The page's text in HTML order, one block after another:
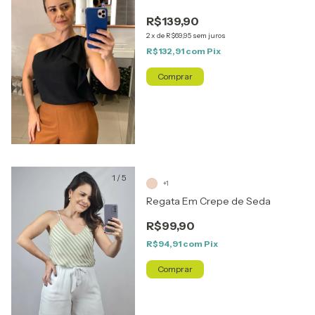
R$139,90
2x de R$69,95 sem juros
R$132,91 com Pix
Comprar
1 /5
Regata Em Crepe de Seda
R$99,90
R$94,91 com Pix
+1
Comprar